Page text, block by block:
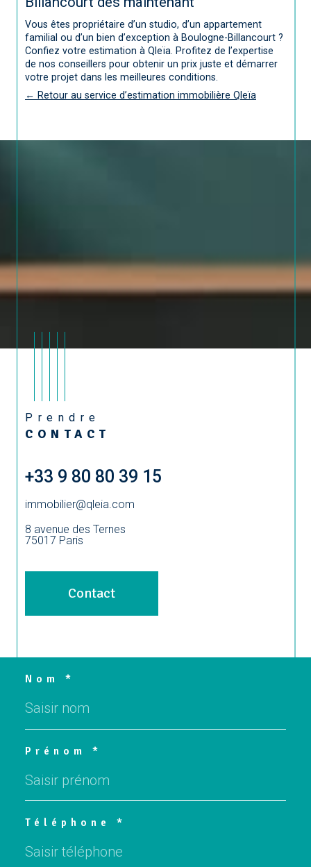
Vous êtes propriétaire d’un studio, d’un appartement
familial ou d’un bien d’exception à Boulogne-Billancourt ?
Confiez votre estimation à Qleïa. Profitez de l’expertise
de nos conseillers pour obtenir un prix juste et démarrer
votre projet dans les meilleures conditions.
← Retour au service d’estimation immobilière Qleïa
Nom *
Prénom *
Téléphone *
Prendre
CONTACT
+33 9 80 80 39 15
immobilier@qleia.com
8 avenue des Ternes
75017
Paris
Contact